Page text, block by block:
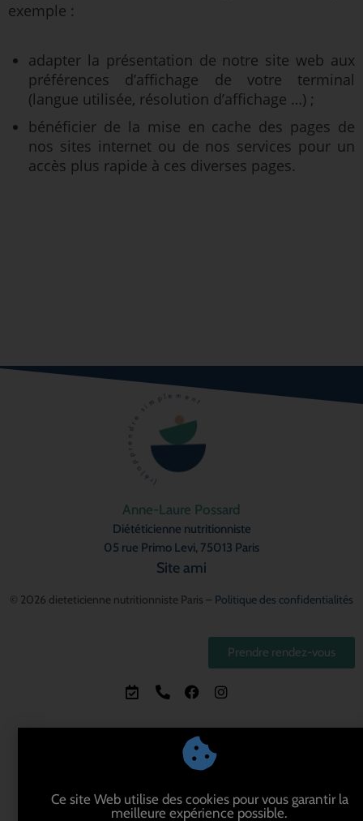
exemple :
adapter la présentation de notre site web aux
préférences d’affichage de votre terminal
(langue utilisée, résolution d’affichage …) ;
bénéficier de la mise en cache des pages de
nos sites internet ou de nos services pour un
accès plus rapide à ces diverses pages.
Anne-Laure Possard
Diététicienne nutritionniste
05 rue Primo Levi, 75013 Paris
Site ami
© 2026 dieteticienne nutritionniste Paris – Politique des confidentialités
Prendre rendez-vous
Ce site Web utilise des cookies pour vous garantir la
meilleure expérience possible.